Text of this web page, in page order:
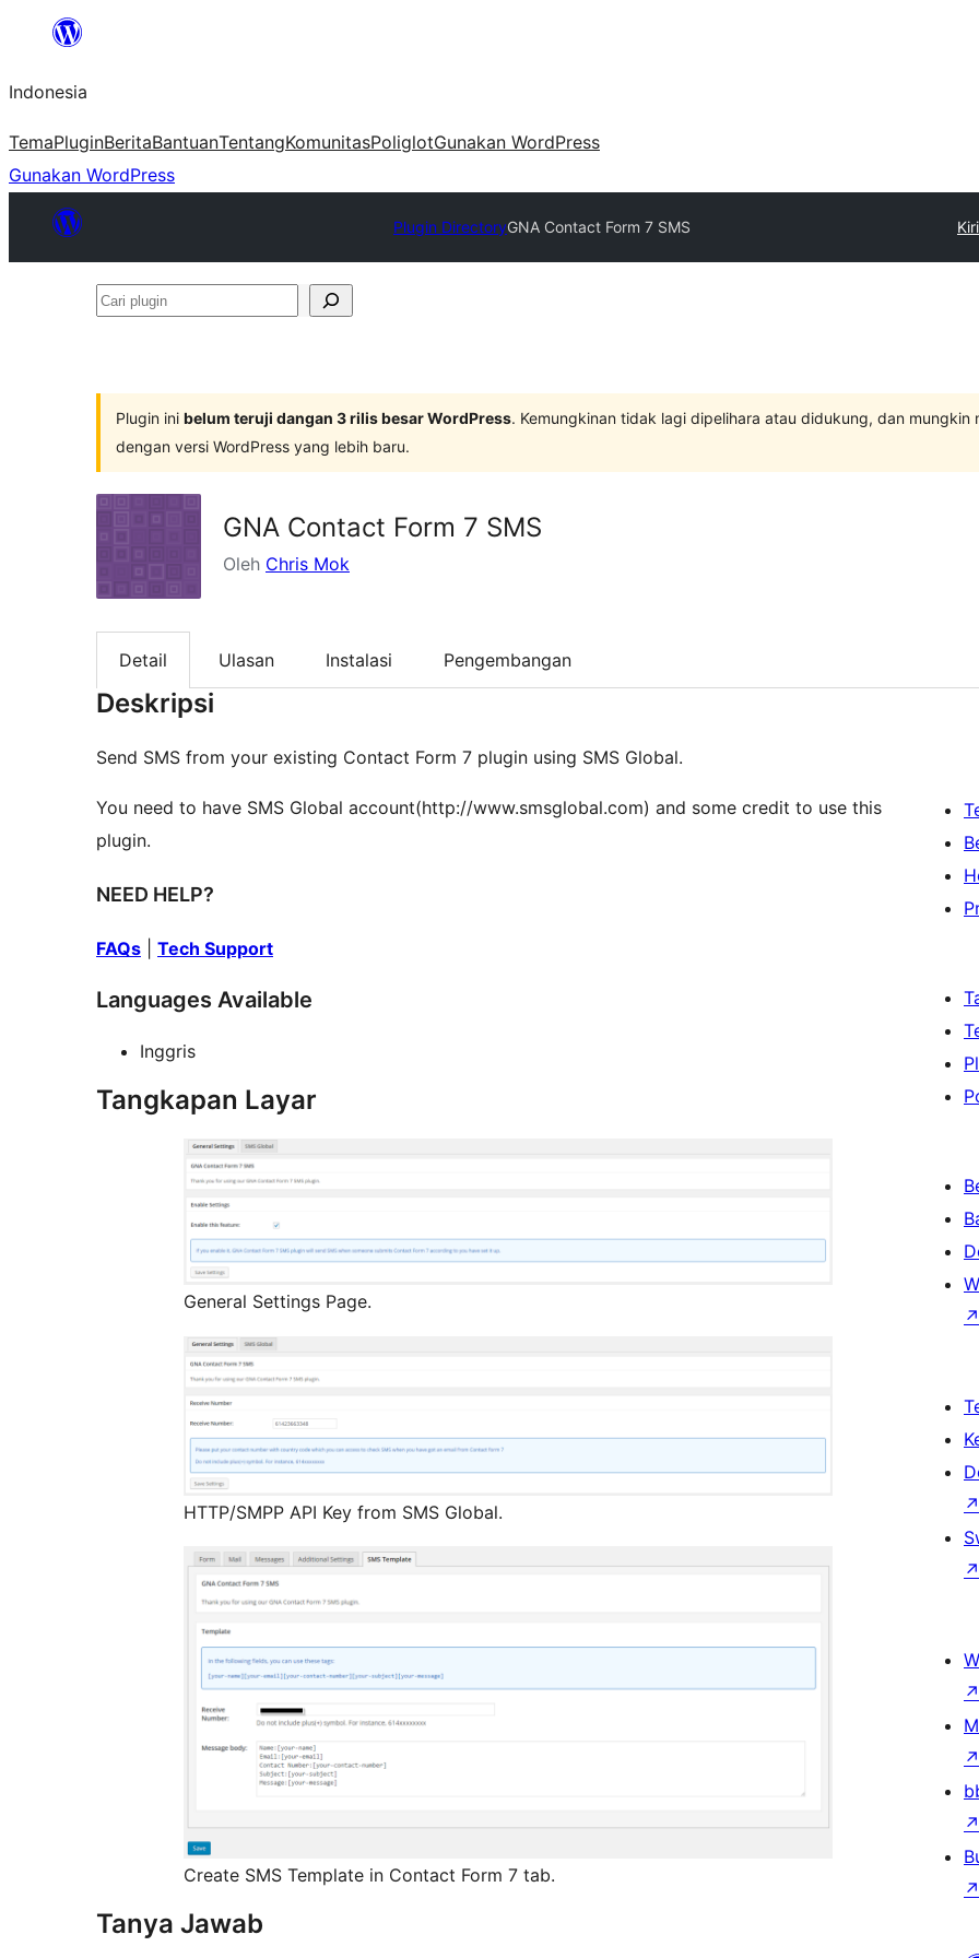
Lewati
konten
Indonesia
TemaPluginBeritaBantuanTentangKomunitasPoliglotGunakan WordPress
Gunakan WordPress
Plugin DirectoryGNA Contact Form 7 SMS
Cari
Plugin ini belum teruji dangan 3 rilis besar WordPress. Kemungkinan tidak lagi dipelihara atau didukung, dan
dengan versi WordPress yang lebih baru.
GNA Contact Form 7 SMS
Oleh Chris Mok
Detail Ulasan Instalasi Pengembangan
Deskripsi
Send SMS from your existing Contact Form 7 plugin using SMS Global.
You need to have SMS Global account(http://www.smsglobal.com) and some credit to use this
plugin.
NEED HELP?
FAQs Tech Support
Languages Available
Inggris
Tangkapan Layar
General Settings Page.
HTTP/SMPP API Key from SMS Global.
Create SMS Template in Contact Form 7 tab.
Tanya Jawab
↗
↗
↗
↗
↗
↗
↗